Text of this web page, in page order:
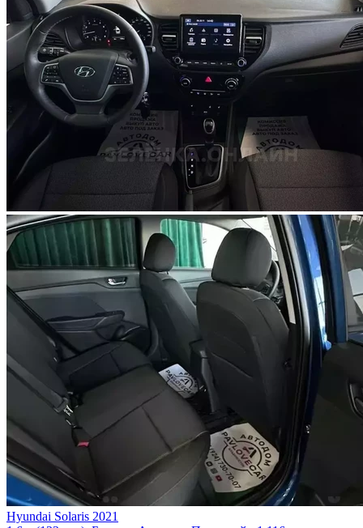
Hyundai Solaris 2021